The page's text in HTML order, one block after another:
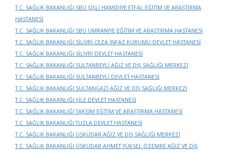
T.C. SAĞLIK BAKANLIĞI SBÜ ŞİŞLİ HAMİDİYE ETFAL EĞİTİM VE ARAŞTIRMA
HASTANESİ
T.C. SAĞLIK BAKANLIĞI SBÜ ÜMRANİYE EĞİTİM VE ARAŞTIRMA HASTANESİ
T.C. SAĞLIK BAKANLIĞI SİLİVRİ CEZA İNFAZ KURUMU DEVLET HASTANESİ
T.C. SAĞLIK BAKANLIĞI SİLİVRİ DEVLET HASTANESİ
T.C. SAĞLIK BAKANLIĞI SULTANBEYLİ AĞIZ VE DİŞ SAĞLIĞI MERKEZİ
T.C. SAĞLIK BAKANLIĞI SULTANBEYLİ DEVLET HASTANESİ
T.C. SAĞLIK BAKANLIĞI SULTANGAZİ AĞIZ VE DİŞ SAĞLIĞI MERKEZİ
T.C. SAĞLIK BAKANLIĞI ŞİLE DEVLET HASTANESİ
T.C. SAĞLIK BAKANLIĞI TAKSİM EĞİTİM VE ARAŞTIRMA HASTANESİ
T.C. SAĞLIK BAKANLIĞI TUZLA DEVLET HASTANESİ
T.C. SAĞLIK BAKANLIĞI ÜSKÜDAR AĞIZ VE DİŞ SAĞLIĞI MERKEZİ
T.C. SAĞLIK BAKANLIĞI ÜSKÜDAR AHMET YÜKSEL ÖZEMRE AĞIZ VE DİŞ